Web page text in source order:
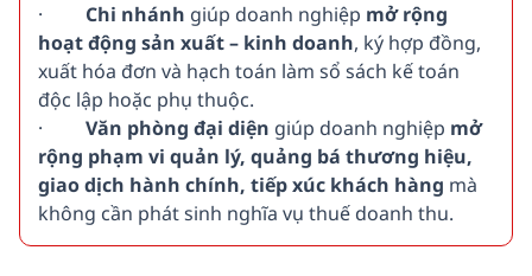
· Chi nhánh giúp doanh nghiệp mở rộng
hoạt động sản xuất – kinh doanh, ký hợp đồng,
xuất hóa đơn và hạch toán làm sổ sách kế toán
độc lập hoặc phụ thuộc.
· Văn phòng đại diện giúp doanh nghiệp mở
rộng phạm vi quản lý, quảng bá thương hiệu,
giao dịch hành chính, tiếp xúc khách hàng mà
không cần phát sinh nghĩa vụ thuế doanh thu.